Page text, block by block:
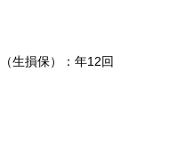
生損保）：年12回